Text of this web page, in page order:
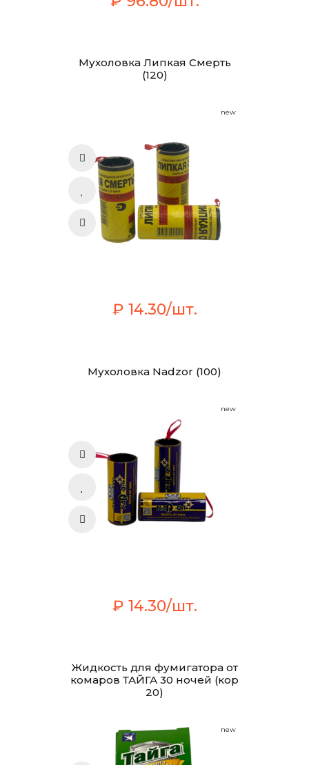
Мухоловка Липкая Смерть
(120)
new
₽ 14.30/шт.
Мухоловка Nadzor (100)
new
₽ 14.30/шт.
Жидкость для фумигатора от
комаров ТАЙГА 30 ночей (кор
20)
new